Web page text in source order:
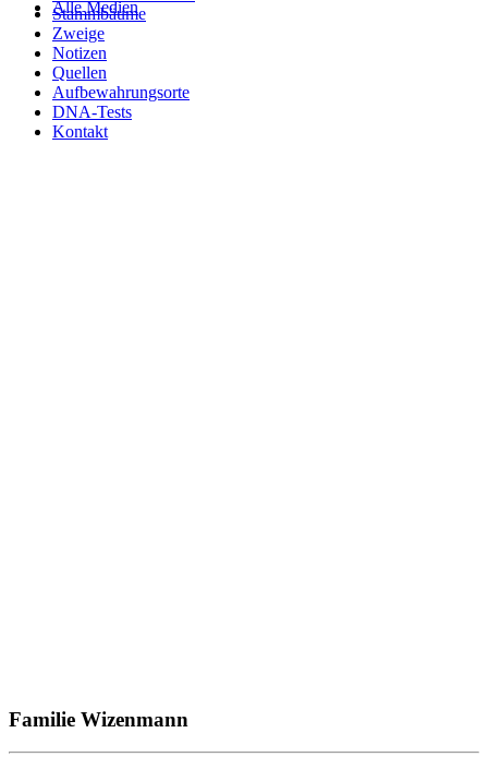
Alle Medien
Stammbäume
Zweige
Notizen
Quellen
Aufbewahrungsorte
DNA-Tests
Kontakt
Familie Wizenmann